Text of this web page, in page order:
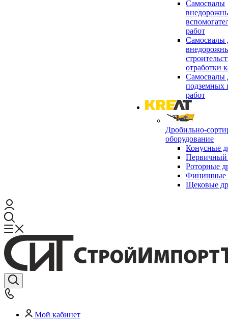
Самосвалы
работ
Самосвалы
отработки
Самосвалы
подземных
работ
Дробильно-
оборудование
Конусные
Первичный
Роторные
Финишные
Щековые
Мой кабинет